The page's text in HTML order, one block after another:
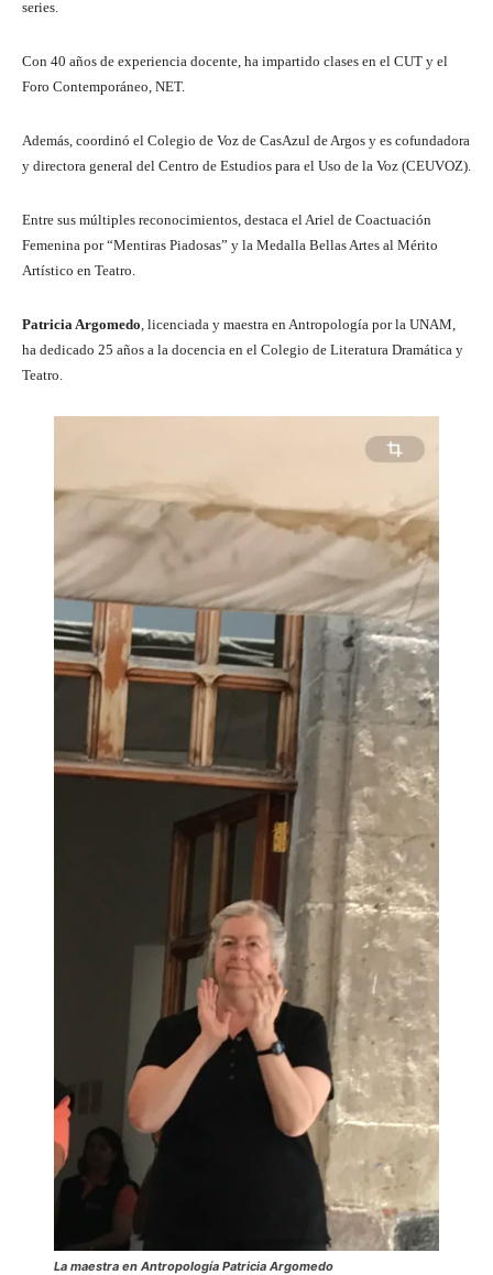
series.
Con 40 años de experiencia docente, ha impartido clases en el CUT y el
Foro Contemporáneo, NET.
Además, coordinó el Colegio de Voz de CasAzul de Argos y es cofundadora
y directora general del Centro de Estudios para el Uso de la Voz (CEUVOZ).
Entre sus múltiples reconocimientos, destaca el Ariel de Coactuación
Femenina por “Mentiras Piadosas” y la Medalla Bellas Artes al Mérito
Artístico en Teatro.
Patricia Argomedo, licenciada y maestra en Antropología por la UNAM,
ha dedicado 25 años a la docencia en el Colegio de Literatura Dramática y
Teatro.
La maestra en Antropología Patricia Argomedo